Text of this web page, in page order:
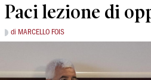
Paci lezione di
di MARCELLO FOIS